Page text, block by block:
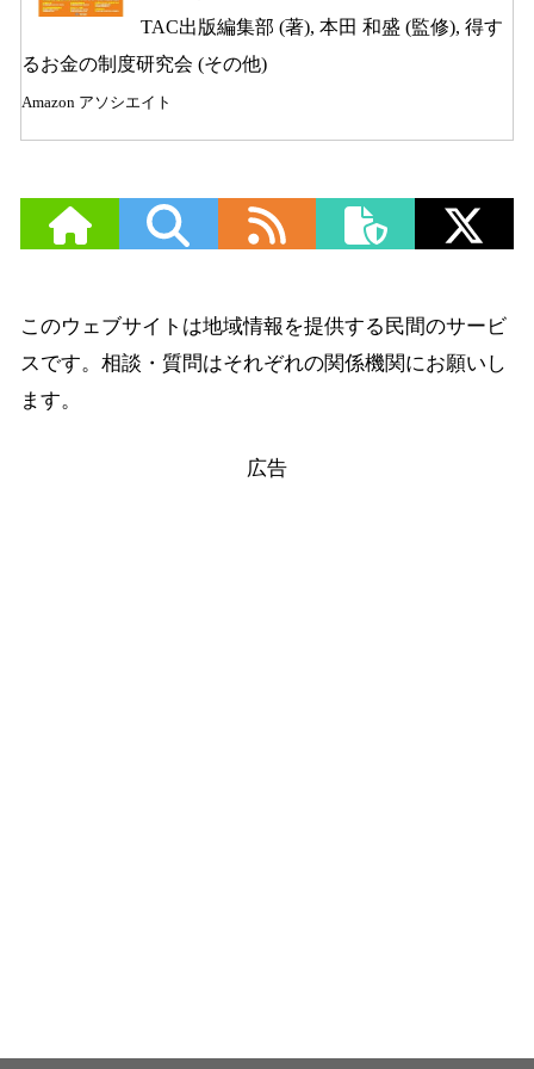
TAC出版編集部 (著), 本田 和盛 (監修), 得す
るお金の制度研究会 (その他)
Amazon アソシエイト